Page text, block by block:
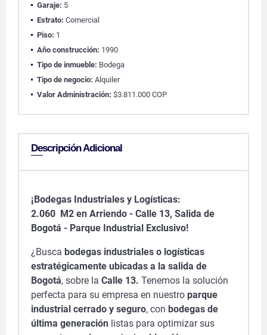
Garaje: 5
Estrato: Comercial
Piso: 1
Año construcción: 1990
Tipo de inmueble: Bodega
Tipo de negocio: Alquiler
Valor Administración: $3.811.000 COP
Descripción Adicional
¡Bodegas Industriales y Logísticas:
2.060 M2 en Arriendo - Calle 13, Salida de
Bogotá - Parque Industrial Exclusivo!
¿Busca bodegas industriales o logísticas
estratégicamente ubicadas a la salida de
Bogotá, sobre la Calle 13. Tenemos la solución
perfecta para su empresa en nuestro parque
industrial cerrado y seguro, con bodegas de
última generación listas para optimizar sus